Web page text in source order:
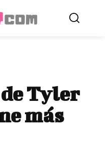
Tyler
más